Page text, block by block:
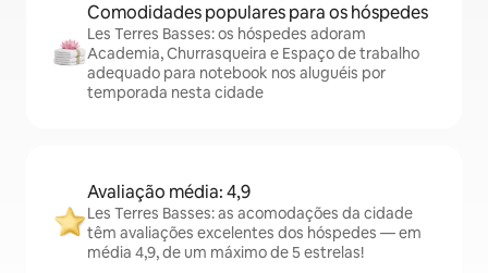
Comodidades populares para os hóspedes
Les Terres Basses: os hóspedes adoram
Academia, Churrasqueira e Espaço de trabalho
adequado para notebook nos aluguéis por
temporada nesta cidade
Avaliação média: 4,9
Les Terres Basses: as acomodações da cidade
têm avaliações excelentes dos hóspedes — em
média 4,9, de um máximo de 5 estrelas!